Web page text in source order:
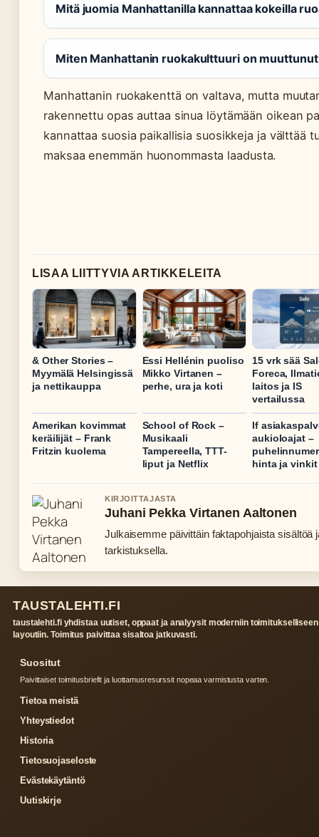
Mitä juomia Manhattanilla kannattaa kokeilla
Miten Manhattanin ruokakulttuuri on
Manhattanin ruokakenttä on valtava, mutta
rakennettu opas auttaa sinua löytämään oikean
kannattaa suosia paikallisia suosikkeja ja välttää
maksaa enemmän huonommasta laadusta.
LISAA LIITTYVIA ARTIKKELEITA
& Other Stories –
Myymälä Helsingissä
ja nettikauppa
Essi Hellénin puoliso
Mikko Virtanen –
perhe, ura ja koti
15 vrk sää
Foreca,
laitos ja IS
vertailussa
Amerikan kovimmat
keräilijät – Frank
Fritzin kuolema
School of Rock –
Musikaali
Tampereella, TTT-
liput ja Netflix
If
aukioloajat –
hinta ja vinkit
KIRJOITTAJASTA
Juhani Pekka Virtanen Aaltonen
Julkaisemme päivittäin faktapohjaista sisältöä
tarkistuksella.
TAUSTALEHTI.FI
taustalehti.fi yhdistaa uutiset, oppaat ja analyysit moderniin toimitukselliseen
layoutiin. Toimitus paivittaa sisaltoa jatkuvasti.
Suositut
Paivittaiset toimitusbriefit ja luottamusresurssit nopeaa varmistusta varten.
Tietoa meistä
Yhteystiedot
Historia
Tietosuojaseloste
Evästekäytäntö
Uutiskirje